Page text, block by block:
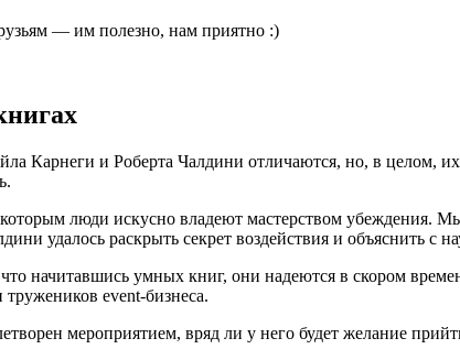
— им полезно, нам приятно :)
Карнеги и Роберта Чалдини отличаются, но, в
люди искусно владеют мастерством убеждения.
удалось раскрыть секрет воздействия и объяснить
начитавшись умных книг, они надеются в скором
event-бизнеса.
мероприятием, вряд ли у него будет желание